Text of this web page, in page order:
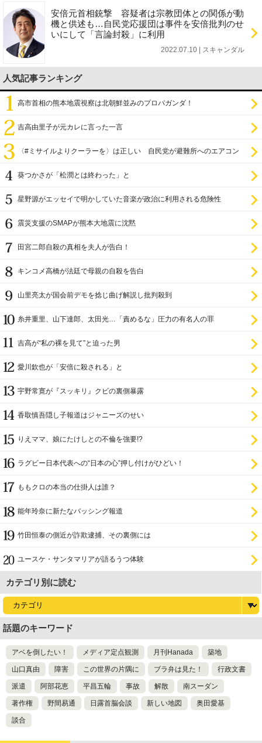
安倍元首相銃撃 容疑者は宗教団体との関係が動
機と供述も…自民党応援団は事件を安倍批判のせ
いにして「言論封殺」に利用
2022.07.10 | スキャンダル
人気記事ランキング
高市首相の熊本地震視察は北朝鮮並みのプロパガンダ！
吉高由里子が元カレに言った一言
〈#ミサイルよりクーラーを〉は正しい 自民党が避難所へのエアコン
葵つかさが「松潤とは終わった」と
星野源がエッセイで明かしていた音楽が政治に利用される危険性
震災支援のSMAPが熊本大地震に沈黙
田宮二郎自殺の真相を夫人が告白！
キンコメ高橋が法廷で母親の自殺を告白
山里亮太が国会前デモを捻じ曲げ解説し批判殺到
糸井重里、山下達郎、太田光…「責めるな」圧力の有名人の罪
吉高が“私の裸を見て”と迫った男
愛川欽也が「安倍に殺される」と
宇野常寛が『スッキリ』クビの裏側暴露
香取慎吾隠し子報道はジャニーズのせい
りえママ、娘にたけしとの不倫を強要!?
ラグビー日本代表への“日本の心”押し付けがひどい！
ももクロの本当の仕掛人は誰？
能年玲奈に新たなバッシング報道
竹田恒泰の側近が詐欺逮捕、その裏側には
ユースケ・サンタマリアが語るうつ体験
カテゴリ別に読む
話題のキーワード
アベを倒したい！ メディア定点観測 月刊Hanada 築地
山口真由 障害 この世界の片隅に ブラ弁は見た！ 行政文書
派遣 阿部花恵 平昌五輪 事故 解散 南スーダン
著作権 野間易通 日露首脳会談 新しい地図 奥田愛基
談合